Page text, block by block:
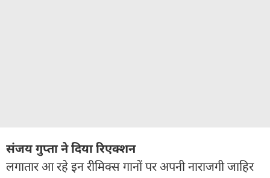
संजय गुप्ता ने दिया रिएक्शन
लगातार आ रहे इन रीमिक्स गानों पर अपनी नाराजगी जाहिर